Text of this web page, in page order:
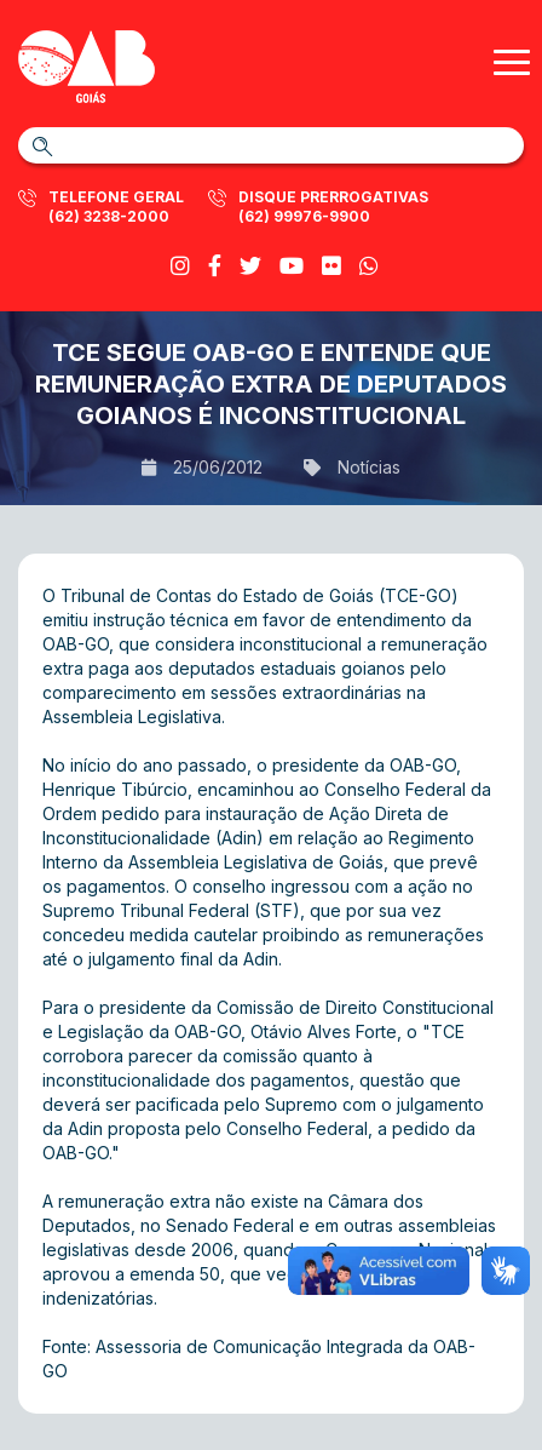
TELEFONE GERAL
(62) 3238-2000
DISQUE PRERROGATIVAS
(62) 99976-9900
TCE SEGUE OAB-GO E ENTENDE QUE
REMUNERAÇÃO EXTRA DE DEPUTADOS
GOIANOS É INCONSTITUCIONAL
25/06/2012 Notícias
O Tribunal de Contas do Estado de Goiás (TCE-GO)
emitiu instrução técnica em favor de entendimento da
OAB-GO, que considera inconstitucional a remuneração
extra paga aos deputados estaduais goianos pelo
comparecimento em sessões extraordinárias na
Assembleia Legislativa.
No início do ano passado, o presidente da OAB-GO,
Henrique Tibúrcio, encaminhou ao Conselho Federal da
Ordem pedido para instauração de Ação Direta de
Inconstitucionalidade (Adin) em relação ao Regimento
Interno da Assembleia Legislativa de Goiás, que prevê
os pagamentos. O conselho ingressou com a ação no
Supremo Tribunal Federal (STF), que por sua vez
concedeu medida cautelar proibindo as remunerações
até o julgamento final da Adin.
Para o presidente da Comissão de Direito Constitucional
e Legislação da OAB-GO, Otávio Alves Forte, o "TCE
corrobora parecer da comissão quanto à
inconstitucionalidade dos pagamentos, questão que
deverá ser pacificada pelo Supremo com o julgamento
da Adin proposta pelo Conselho Federal, a pedido da
OAB-GO."
A remuneração extra não existe na Câmara dos
Deputados, no Senado Federal e em outras assembleias
legislativas desde 2006, quando o Congresso Nacional
aprovou a emenda 50, que veda as parcelas
indenizatórias.
Fonte: Assessoria de Comunicação Integrada da OAB-
GO